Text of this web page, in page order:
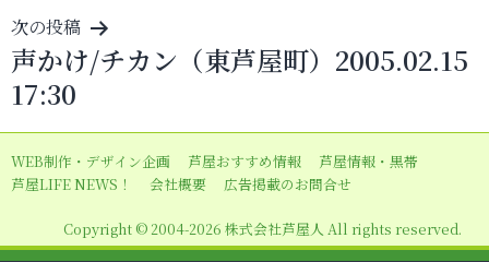
ビ
ゲ
ー
シ
ョ
ン
次の投稿
声かけ/チカン（東芦屋町）2005.02.15
17:30
WEB制作・デザイン企画 芦屋おすすめ情報
芦屋情報・黒帯
芦屋LIFE NEWS！
会社概要 広告掲載のお問合せ
Copyright © 2004-2026 株式会社芦屋人 All rights reserved.